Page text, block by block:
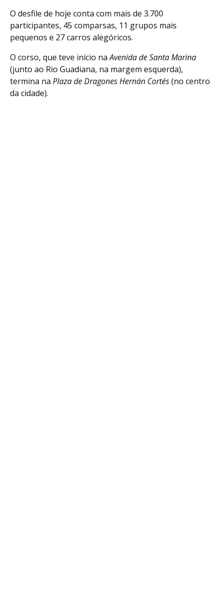
O desfile de hoje conta com mais de 3.700
participantes, 45 comparsas, 11 grupos mais
pequenos e 27 carros alegóricos.
O corso, que teve início naAvenida de Santa Marina
(junto ao Rio Guadiana, na margem esquerda),
termina na Plaza de Dragones Hernán Cortés(no centro
da cidade).